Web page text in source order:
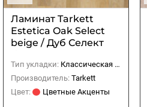
Ламинат Tarkett
Estetica Oak Select
beige / Дуб Селект
Тип укладки: Классическая (прямая)
Производитель: Tarkett
Цвет:
Цветные Акценты